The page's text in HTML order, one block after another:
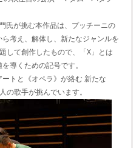
氏が挑む本作品は、プッチーニの
ら考え、解体し、新たなジャンルを
して創作したもので、「X」とは
導くための記号です。
トと《オペラ》が絡む 新たな
の歌手が挑んでいます。